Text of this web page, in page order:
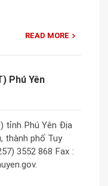
READ MORE
Phú Yên
tỉnh Phú Yên Địa
thành phố Tuy
3552 868 Fax :